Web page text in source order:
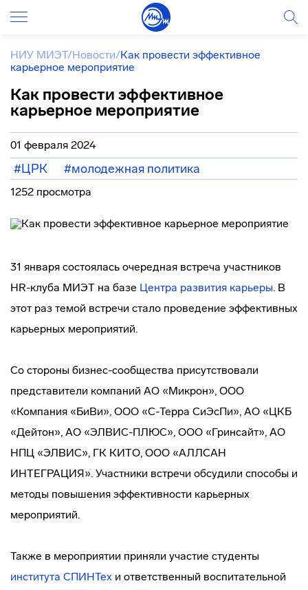
НИУ МИЭТ/Новости/Как провести эффективное
карьерное мероприятие
Как провести эффективное
карьерное мероприятие
01 февраля 2024
#ЦРК #молодежная политика
1252 просмотра
31 января состоялась очередная встреча участников
HR-клуба МИЭТ на базе Центра развития карьеры. В
этот раз темой встречи стало проведение эффективных
карьерных мероприятий.
Со стороны бизнес-сообщества присутствовали
представители компаний АО «Микрон», ООО
«Компания «БиВи», ООО «С-Терра СиЭсПи», АО «ЦКБ
«Дейтон», АО «ЭЛВИС-ПЛЮС», ООО «Гринсайт», АО
НПЦ «ЭЛВИС», ГК КИТО, ООО «АЛЛСАН
ИНТЕГРАЦИЯ». Участники встречи обсудили способы и
методы повышения эффективности карьерных
мероприятий.
Также в мероприятии приняли участие студенты
института СПИНТех и ответственный воспитательной